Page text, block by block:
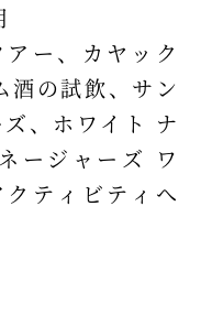
ー、カヤック
酒の試飲、サン
、ホワイト ナ
ージャーズ ワ
ティビティへ